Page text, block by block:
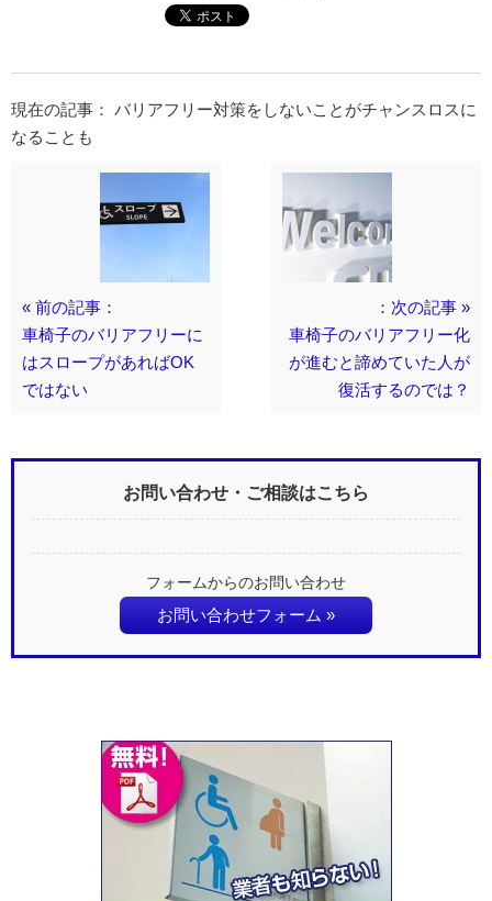
現在の記事： バリアフリー対策をしないことがチャンスロスに
なることも
« 前の記事：
車椅子のバリアフリーに
はスロープがあればOK
ではない
：次の記事 »
車椅子のバリアフリー化
が進むと諦めていた人が
復活するのでは？
お問い合わせ・ご相談はこちら
フォームからのお問い合わせ
お問い合わせフォーム »